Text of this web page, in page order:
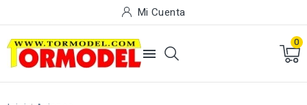
Mi Cuenta

0